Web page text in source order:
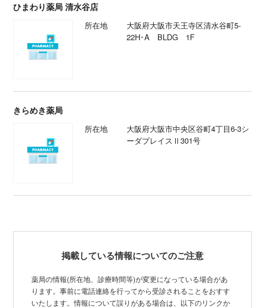
ひまわり薬局 清水谷店
所在地
大阪府大阪市天王寺区清水谷町5-
22H･A BLDG 1F
きらめき薬局
所在地
大阪府大阪市中央区谷町4丁目6-3シ
ーダプレイスⅡ301号
掲載している情報についてのご注意
薬局の情報(所在地、診療時間等)が変更になっている場合があ
ります。事前に電話連絡を行ってから受診されることをおすす
いたします。情報について誤りがある場合は、以下のリンクか